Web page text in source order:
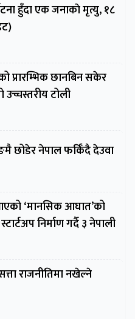
हुँदा एक जनाकाे मृत्यु, १८
प्रारम्भिक छानबिन सकेर
उच्चस्तरीय टोली
छोडेर नेपाल फर्किँदै देउवा
‘मानसिक आघात’को
निर्माण गर्दै ३ नेपाली
राजनीतिमा नखेल्ने